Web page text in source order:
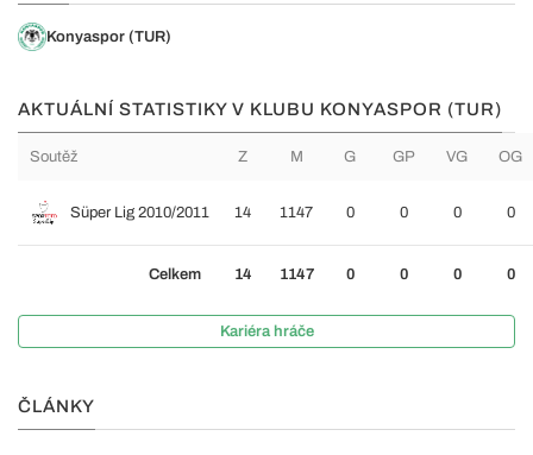
Konyaspor (TUR)
AKTUÁLNÍ STATISTIKY V KLUBU KONYASPOR (TUR)
Soutěž Z M G GP VG OG
Süper Lig 2010/2011 14 1147 0 0 0 0
Celkem 14 1147 0 0 0 0
Kariéra hráče
ČLÁNKY